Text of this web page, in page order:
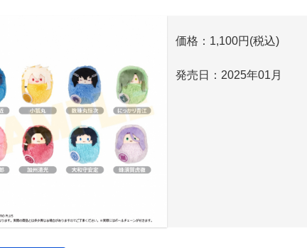
価格：1,100円(税込)
発売日：2025年01月